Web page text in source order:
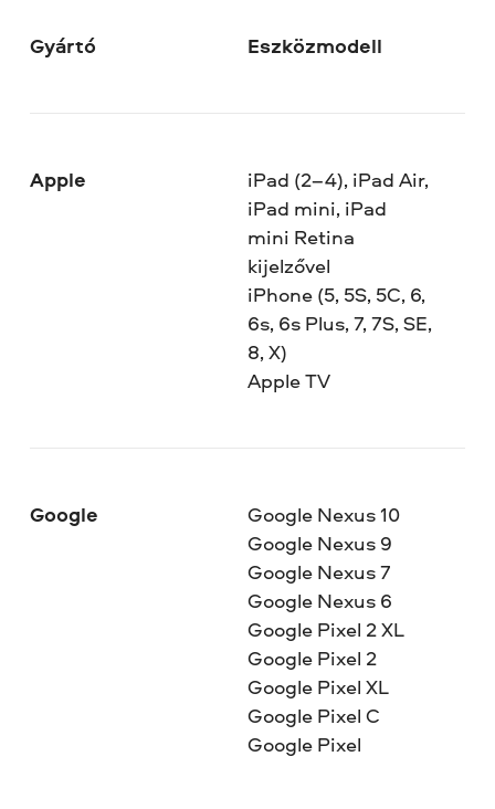
Gyártó Eszközmodell
Apple
iPad (2–4), iPad Air,
iPad mini, iPad
mini Retina
kijelzővel
iPhone (5, 5S, 5C, 6,
6s, 6s Plus, 7, 7S, SE,
8, X)
Apple TV
Google
Google Nexus 10
Google Nexus 9
Google Nexus 7
Google Nexus 6
Google Pixel 2 XL
Google Pixel 2
Google Pixel XL
Google Pixel C
Google Pixel